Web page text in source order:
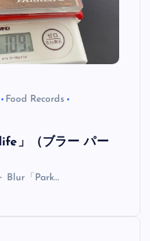
Food Records
」（ブラー パー
Blur「Park…